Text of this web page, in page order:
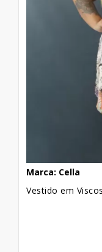
pólos de
envolvem
costura e
que são
concentram
as
desses
Pessoas que
moda,
Marca: Cella